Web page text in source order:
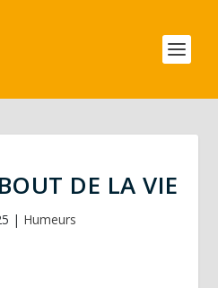
DE LA VIE
| Humeurs